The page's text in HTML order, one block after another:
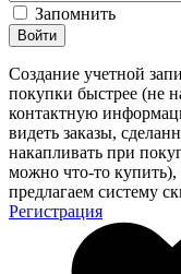
Запомнить
Войти
Создание учетной
покупки быстрее (не
контактную
видеть заказы,
накапливать при
можно что-то
предлагаем систему
Регистрация